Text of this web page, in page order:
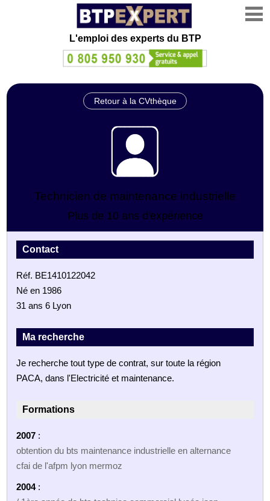
L'emploi des experts du BTP
Retour à la CVthèque
Technicien de maintenance industrielle
Plus de 10 ans d'expérience
Contact
Réf. BE1410122042
Né en 1986
31 ans 6 Lyon
Ma recherche
Je recherche tout type de contrat, sur toute la région
PACA, dans l'Electricité et maintenance.
Formations
2007 :
obtention du bts maintenance industrielle en alternance
cfai de l'afpm lyon mermoz
2004: